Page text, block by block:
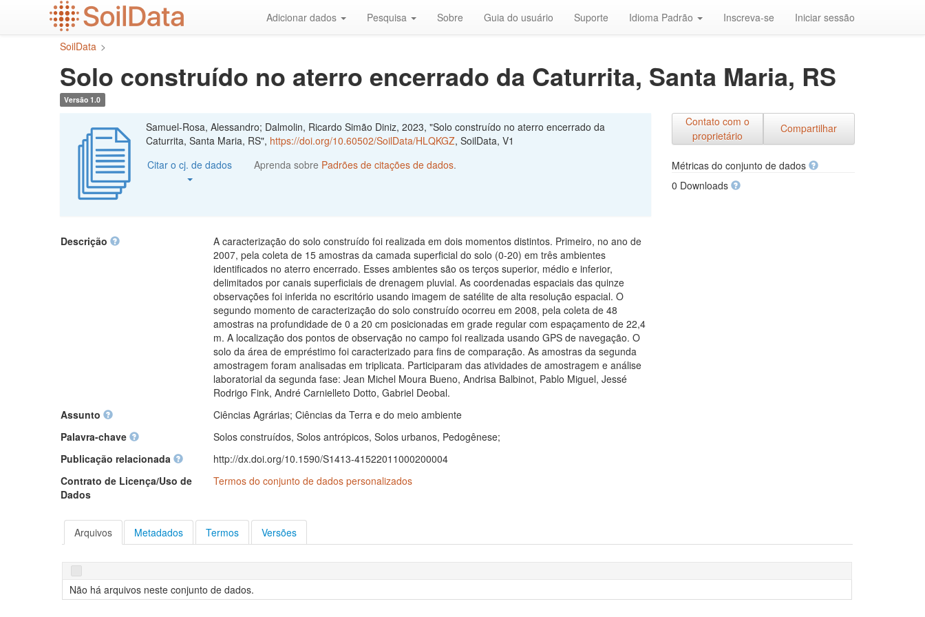
Adicionar dados Pesquisa Sobre Guia do usuário Suporte Idioma Padrão Inscreva-se Iniciar sessão
SoilData >
Solo construído no aterro encerrado da Caturrita, Santa Maria, RS
Versão 1.0
Samuel-Rosa, Alessandro; Dalmolin, Ricardo Simão Diniz, 2023, "Solo construído no aterro encerrado da
Caturrita, Santa Maria, RS", https://doi.org/10.60502/SoilData/HLQKGZ, SoilData, V1
Citar o cj. de dados
Aprenda sobre Padrões de citações de dados.
Contato com o
proprietário
Compartilhar
Métricas do conjunto de dados
0 Downloads
Descrição
A caracterização do solo construído foi realizada em dois momentos distintos. Primeiro, no ano de
2007, pela coleta de 15 amostras da camada superficial do solo (0-20) em três ambientes
identificados no aterro encerrado. Esses ambientes são os terços superior, médio e inferior,
delimitados por canais superficiais de drenagem pluvial. As coordenadas espaciais das quinze
observações foi inferida no escritório usando imagem de satélite de alta resolução espacial. O
segundo momento de caracterização do solo construído ocorreu em 2008, pela coleta de 48
amostras na profundidade de 0 a 20 cm posicionadas em grade regular com espaçamento de 22,4
m. A localização dos pontos de observação no campo foi realizada usando GPS de navegação. O
solo da área de empréstimo foi caracterizado para fins de comparação. As amostras da segunda
amostragem foram analisadas em triplicata. Participaram das atividades de amostragem e análise
laboratorial da segunda fase: Jean Michel Moura Bueno, Andrisa Balbinot, Pablo Miguel, Jessé
Rodrigo Fink, André Carnielleto Dotto, Gabriel Deobal.
Assunto
Ciências Agrárias; Ciências da Terra e do meio ambiente
Palavra-chave
Solos construídos, Solos antrópicos, Solos urbanos, Pedogênese;
Publicação relacionada
http://dx.doi.org/10.1590/S1413-41522011000200004
Contrato de Licença/Uso de
Dados
Termos do conjunto de dados personalizados
Arquivos Metadados Termos Versões
Não há arquivos neste conjunto de dados.